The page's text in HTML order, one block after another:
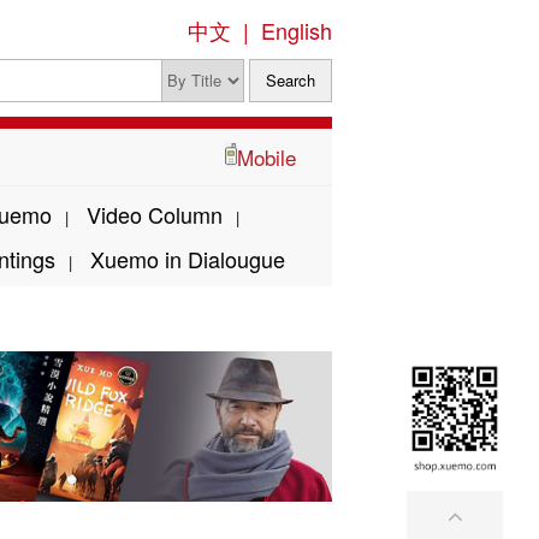
中文 | English
Mobile
| Video Column |
| Xuemo in Dialougue